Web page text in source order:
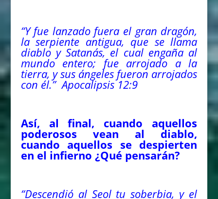
“Y fue lanzado fuera el gran dragón,
la serpiente antigua, que se llama
diablo y Satanás, el cual engaña al
mundo entero; fue arrojado a la
tierra, y sus ángeles fueron arrojados
con él.”Apocalipsis 12:9
Así, al final, cuando aquellos
poderosos vean al diablo,
cuando aquellos se despierten
en el infierno ¿Qué pensarán?
“Descendió al Seol tu soberbia, y el